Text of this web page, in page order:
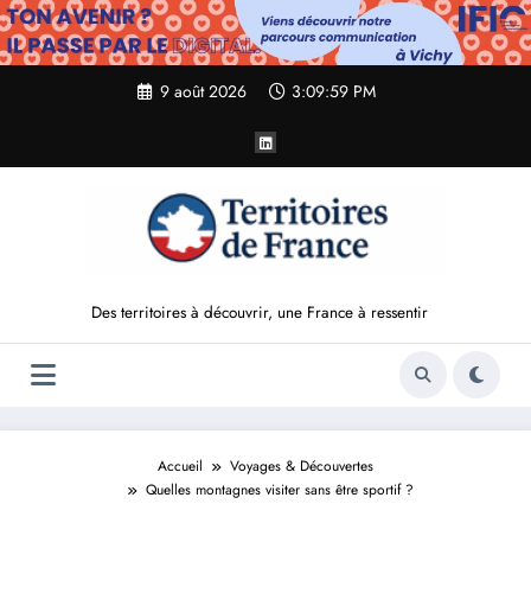
Aller
au
contenu
9 août 2026 3:10:00 PM
Des territoires à découvrir, une France à ressentir
Accueil
Voyages & Découvertes
Quelles montagnes visiter sans être sportif ?